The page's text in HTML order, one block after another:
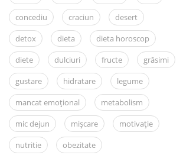
concediu
craciun
desert
detox
dieta
dieta horoscop
diete
dulciuri fructe
grăsimi
gustare
hidratare
legume
mancat emoțional
metabolism
mic dejun
mișcare
motivație
nutritie
obezitate